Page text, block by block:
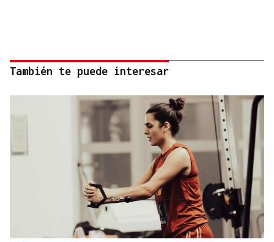
También te puede interesar